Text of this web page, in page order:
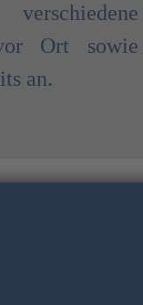
Ort sowie
an.